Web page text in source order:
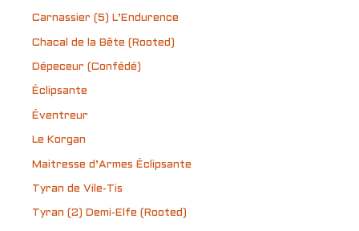
Carnassier (5) L’Endurence
Chacal de la Bête (Rooted)
Dépeceur (Confédé)
Éclipsante
Éventreur
Le Korgan
Maitresse d’Armes Éclipsante
Tyran de Vile-Tis
Tyran (2) Demi-Elfe (Rooted)